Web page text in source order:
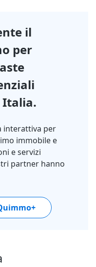
il
per
Italia.
interattiva per
immobile e
e servizi
partner hanno